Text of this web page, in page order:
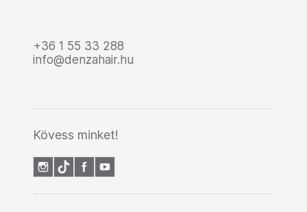
+36 1 55 33 288
info@denzahair.hu
Kövess minket!